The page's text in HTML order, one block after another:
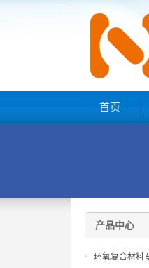
首页
产品中心
环氧复合材料